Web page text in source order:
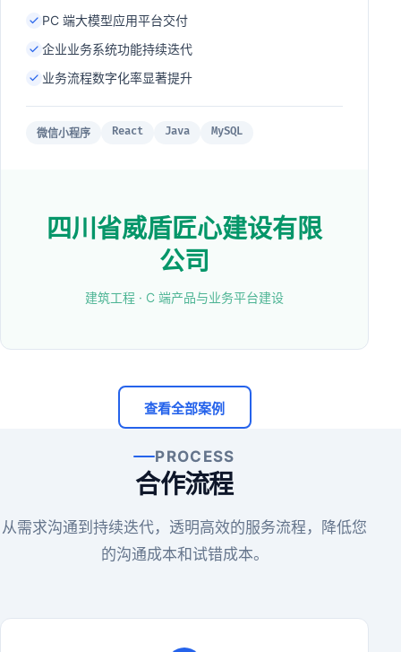
PC 端大模型应用平台交付
企业业务系统功能持续迭代
业务流程数字化率显著提升
微信小程序 React Java MySQL
四川省威盾匠心建设有限
公司
建筑工程 · C 端产品与业务平台建设
查看全部案例
PROCESS
合作流程
从需求沟通到持续迭代，透明高效的服务流程，降低您
的沟通成本和试错成本。